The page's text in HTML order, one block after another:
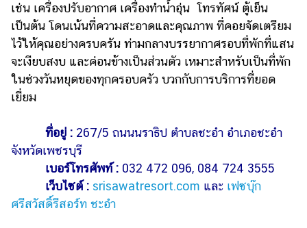
เช่น เครื่องปรับอากาศ เครื่องทำน้ำอุ่น โทรทัศน์ ตู้เย็น
เป็นต้น โดนเน้นที่ความสะอาดและคุณภาพ ที่คอยจัดเตรียม
ไว้ให้คุณอย่างครบครัน ท่ามกลางบรรยากาศรอบที่พักที่แสน
จะเงียบสงบ และค่อนข้างเป็นส่วนตัว เหมาะสำหรับเป็นที่พัก
ในช่วงวันหยุดของทุกครอบครัว บวกกับการบริการที่ยอด
เยี่ยม
ที่อยู่ : 267/5 ถนนนราธิป ตำบลชะอำ อำเภอชะอำ
จังหวัดเพชรบุรี
เบอร์โทรศัพท์ : 032 472 096, 084 724 3555
เว็บไซต์ : srisawatresort.com และ เฟซบุ๊ก
ศรีสวัสดิ์รีสอร์ท ชะอำ